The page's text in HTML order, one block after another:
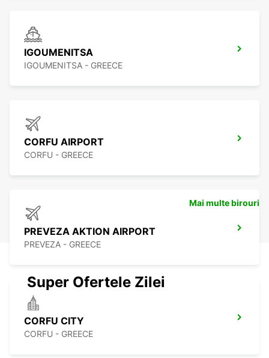
IGOUMENITSA
IGOUMENITSA - GREECE
CORFU AIRPORT
CORFU - GREECE
PREVEZA AKTION AIRPORT
PREVEZA - GREECE
CORFU CITY
CORFU - GREECE
Mai multe birouri
Super Ofertele Zilei